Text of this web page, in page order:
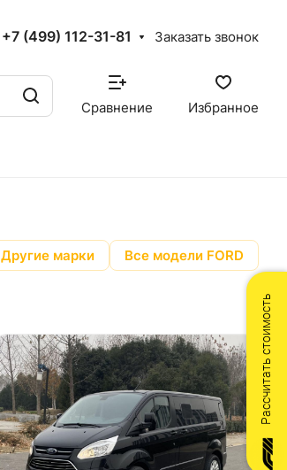
+7 (499) 112-31-81 Заказать звонок
Сравнение Избранное
Другие марки Все модели FORD
Рассчитать стоимость